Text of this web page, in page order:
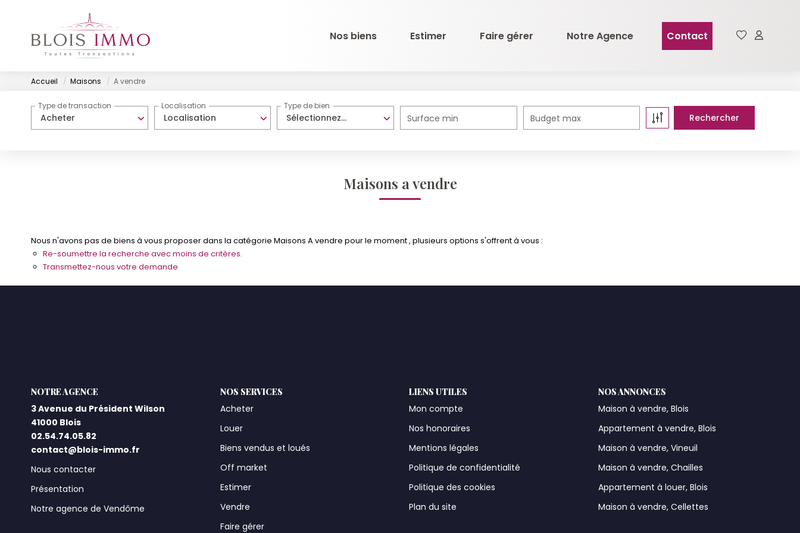
Nos biens Estimer Faire gérer Notre Agence Contact
Accueil Maisons A vendre
Acheter
Type de transaction
Localisation
Localisation
Sélectionnez...
Type de bien
Surface min Budget max
Maisons a vendre
Nous n'avons pas de biens à vous proposer dans la catégorie Maisons A vendre pour le moment , plusieurs options s'offrent à vous :
Re-soumettre la recherche avec moins de critères.
Transmettez-nous votre demande
L'AGENCE
3 Avenue du Président Wilson
41000 Blois
02.54.74.05.82
contact@blois-immo.fr
Nous contacter
Présentation
Notre agence de Vendôme
NOS SERVICES
Acheter
Louer
Biens vendus et loués
Off market
Estimer
Vendre
Faire gérer
LIENS UTILES
Mon compte
Nos honoraires
Mentions légales
Politique de confidentialité
Politique des cookies
Plan du site
NOS ANNONCES
Maison à vendre, Blois
Appartement à vendre, Blois
Maison à vendre, Vineuil
Maison à vendre, Chailles
Appartement à louer, Blois
Maison à vendre, Cellettes